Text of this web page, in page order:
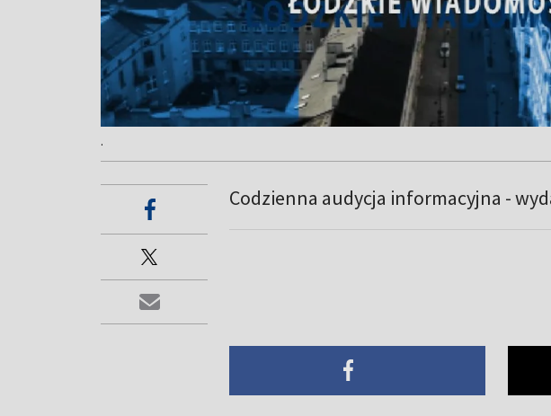
.
Codzienna audycja informacyjna -